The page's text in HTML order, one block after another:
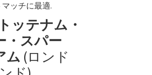
ッチに最適.
ッテナム・
・スパー
ム (ロンド